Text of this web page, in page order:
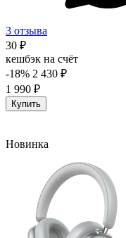
3 отзыва
30 ₽
кешбэк на счёт
-18% 2 430 ₽
1 990 ₽
Купить
Новинка